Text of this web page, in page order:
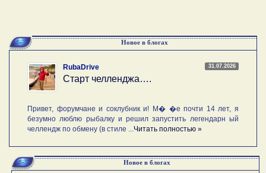
Новое в блогах
31.07.2026
RubaDrive
Старт челленджа….
Привет, форумчане и соклубник и! М� �е почти 14 лет, я
безумно люблю рыбалку и решил запустить легендарн ый
челлендж по обмену (в стиле ... Читать полностью »
Новое в блогах